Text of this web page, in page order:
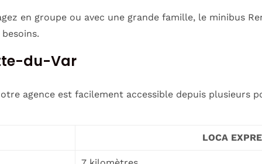
en groupe ou avec une grande famille, le minibus
du-Var
agence est facilement accessible depuis plusieurs
LOCA